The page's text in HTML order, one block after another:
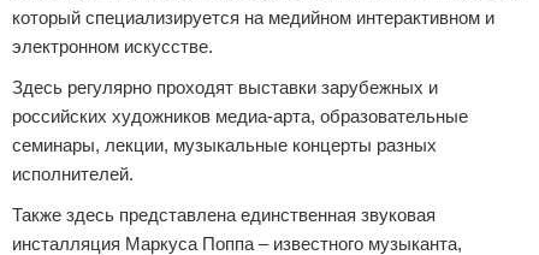
который специализируется на медийном интерактивном и
электронном искусстве.
Здесь регулярно проходят выставки зарубежных и
российских художников медиа-арта, образовательные
семинары, лекции, музыкальные концерты разных
исполнителей.
Также здесь представлена единственная звуковая
инсталляция Маркуса Поппа – известного музыканта,